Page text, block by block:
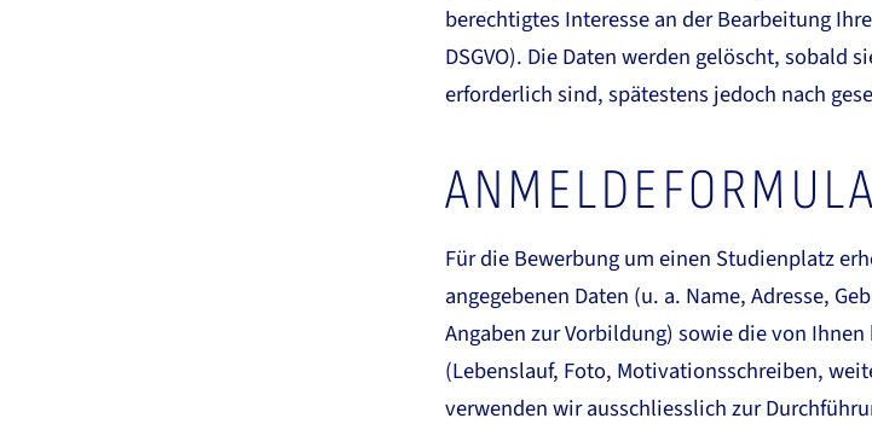
berechtigtes Interesse an der Bearbeitung
DSGVO). Die Daten werden gelöscht, sobald
erforderlich sind, spätestens jedoch nach
Für die Bewerbung um einen Studienplatz
angegebenen Daten (u. a. Name, Adresse,
Angaben zur Vorbildung) sowie die von
(Lebenslauf, Foto, Motivationsschreiben,
verwenden wir ausschliesslich zur